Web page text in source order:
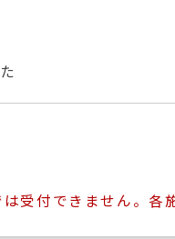
受付できません。各